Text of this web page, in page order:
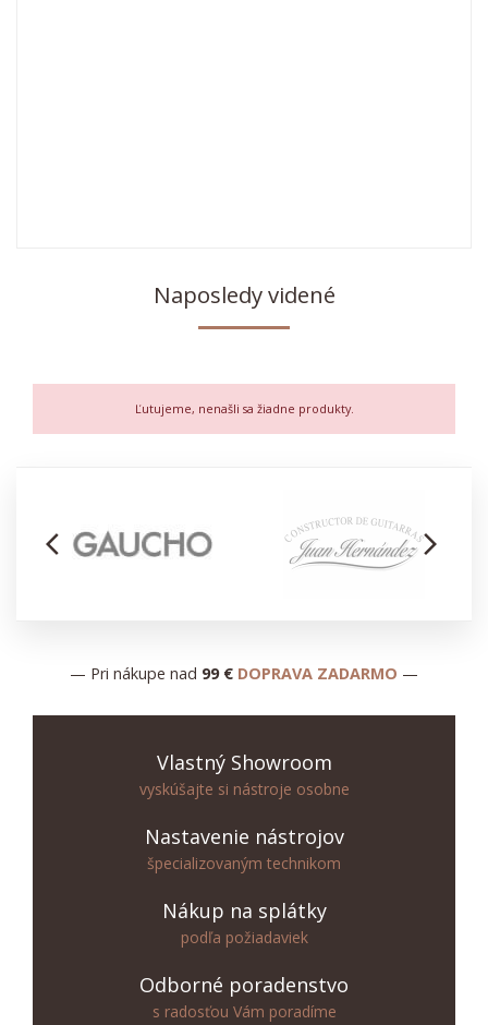
Naposledy videné
Ľutujeme, nenašli sa žiadne produkty.
arrow_back_ios arrow_forward_ios
— Pri nákupe nad 99 € DOPRAVA ZADARMO —
Vlastný Showroom
vyskúšajte si nástroje osobne
Nastavenie nástrojov
špecializovaným technikom
Nákup na splátky
podľa požiadaviek
Odborné poradenstvo
s radosťou Vám poradíme